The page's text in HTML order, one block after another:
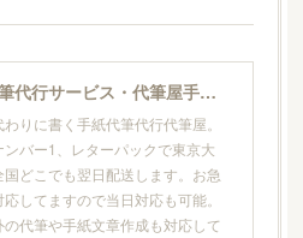
手紙代筆代行サービス・代筆屋手書き屋®
りに書く手紙代筆代行代筆屋。
ンバー1、レターパックで東京大
国どこでも翌日配送します。お急
応してますので当日対応も可能。
の代筆や手紙文章作成も対応して